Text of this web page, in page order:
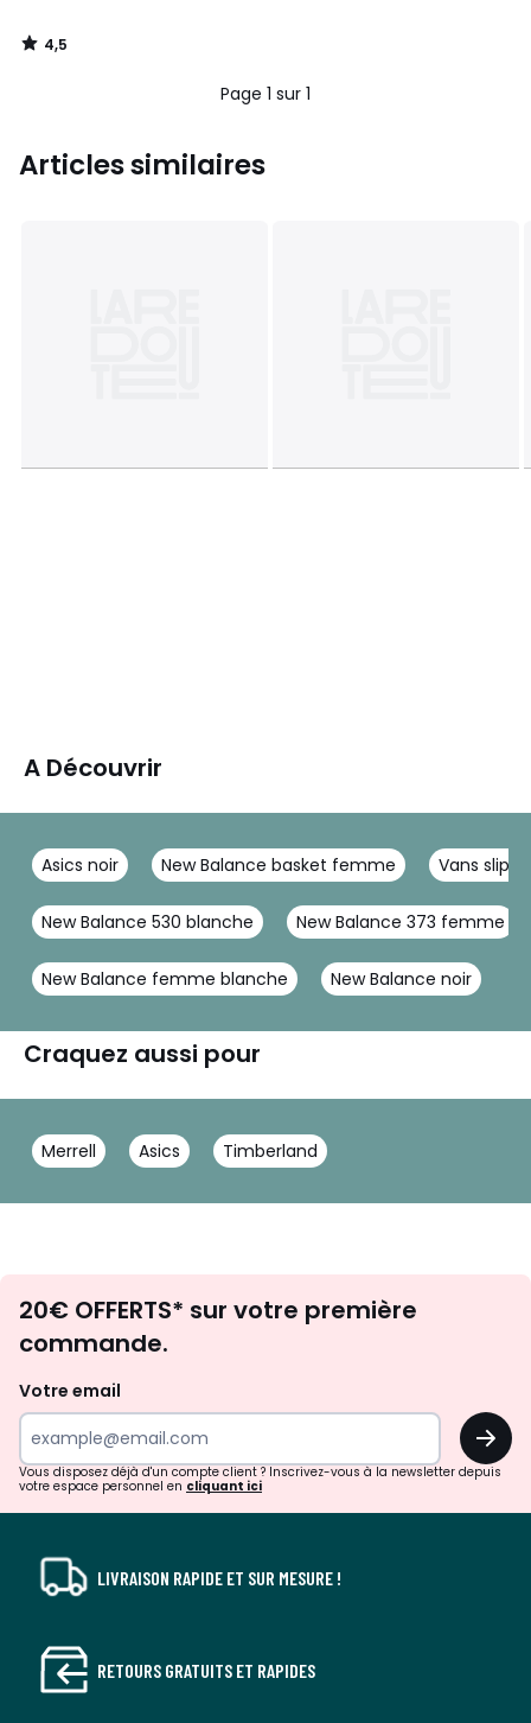
4,5
/
Page 1 sur 1
Articles similaires
A Découvrir
Asics noir New Balance basket femme Vans slip-
New Balance 530 blanche New Balance 373 femme
New Balance femme blanche New Balance noir
Craquez aussi pour
Merrell Asics Timberland
d'inspirations
surprises?
20€ OFFERTS* sur votre première
commande.
Votre email
OK
Vous disposez déjà d'un compte client ? Inscrivez-vous à la newsletter depuis
votre espace personnel en cliquant ici
LIVRAISON RAPIDE ET SUR MESURE !
RETOURS GRATUITS ET RAPIDES